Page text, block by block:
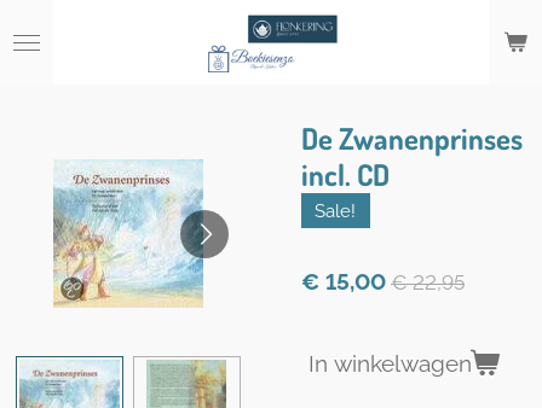
direct
De Zwanenprinses
incl. CD
Sale!
€ 15,00 € 22,95
In winkelwagen